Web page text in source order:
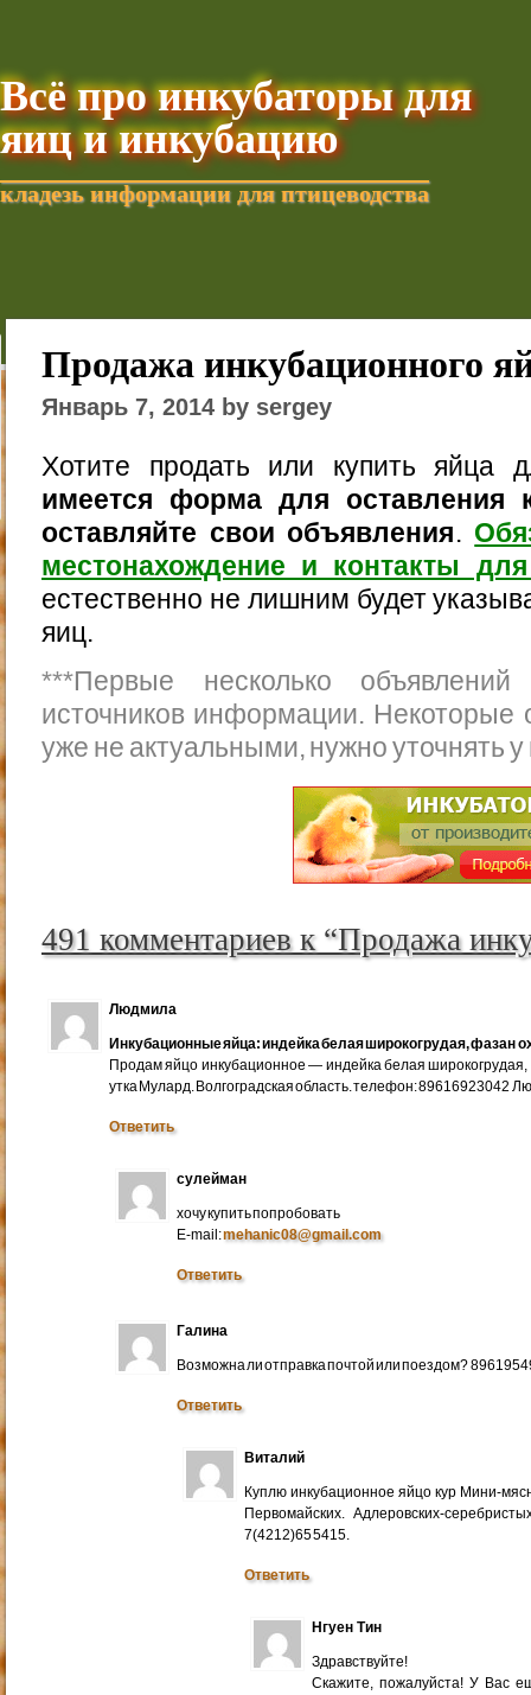
Всё про инкубаторы для
яиц и инкубацию
кладезь информации для птицеводства
Добавить текущую
Продажа инкубационного
Январь 7, 2014 by sergey
Хотите продать или купить яйца
имеется форма для оставления
оставляйте свои объявления.
местонахождение и контакты
естественно не лишним будет
яиц.
***Первые несколько
источников информации. Некоторые
уже не актуальными, нужно уточнять
491 комментариев к “Продажа
Людмила
Инкубационные яйца: индейка белая широкогрудая, фазан
Продам яйцо инкубационное — индейка белая
утка Мулард. Волгоградская область. телефон: 89616923042
Ответить
сулейман
хочу купить попробовать
E-mail:mehanic08@gmail.com
Ответить
Галина
Возможна ли отправка почтой или поездом?
Ответить
Виталий
Куплю инкубационное яйцо кур Мини-
Первомайских. Адлеровских-
7(4212)65 5415.
Ответить
Нгуен Тин
Здравствуйте!
Скажите, пожалуйста! У Вас